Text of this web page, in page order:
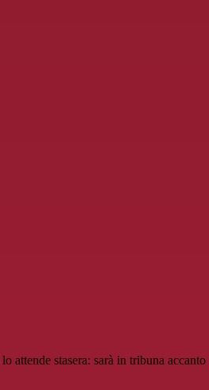
attende stasera: sarà in tribuna accanto